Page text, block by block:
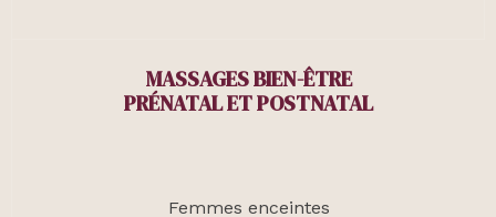
MASSAGES BIEN-ÊTRE
PRÉNATAL ET POSTNATAL
Femmes enceintes